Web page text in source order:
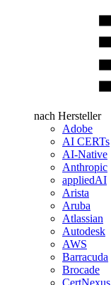
nach Hersteller
Adobe
AI CERTs
AI-Native
Anthropic
appliedAI
Arista
Aruba
Atlassian
Autodesk
AWS
Barracuda
Brocade
CertNexus